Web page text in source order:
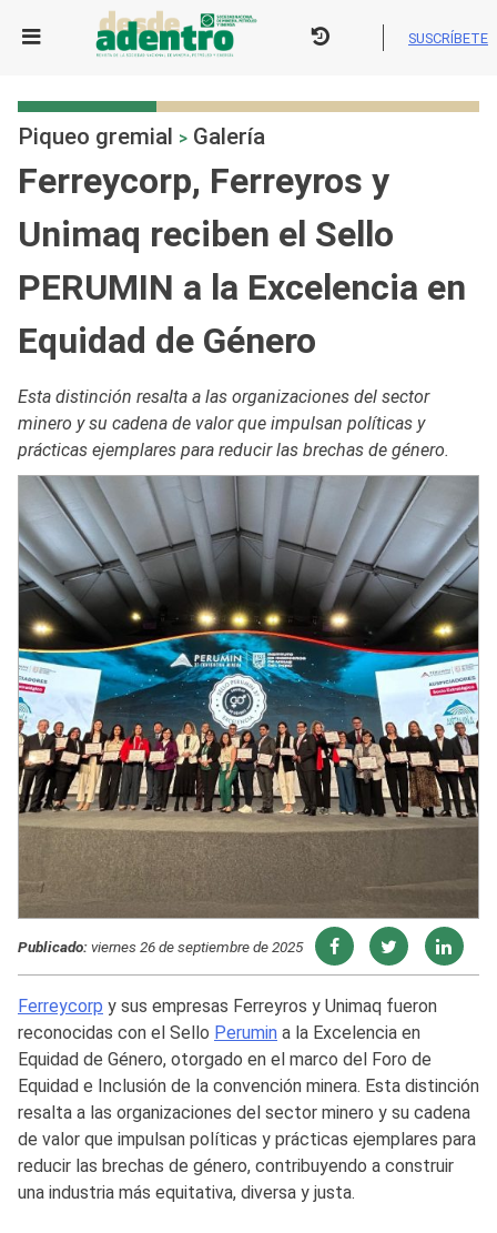
SUSCRÍBETE
Piqueo gremial > Galería
Ferreycorp, Ferreyros y
Unimaq reciben el Sello
PERUMIN a la Excelencia en
Equidad de Género
Esta distinción resalta a las organizaciones del sector
minero y su cadena de valor que impulsan políticas y
prácticas ejemplares para reducir las brechas de género.
Publicado:viernes 26 de septiembre de 2025
Ferreycorp y sus empresas Ferreyros y Unimaq fueron
reconocidas con el Sello Perumin a la Excelencia en
Equidad de Género, otorgado en el marco del Foro de
Equidad e Inclusión de la convención minera. Esta distinción
resalta a las organizaciones del sector minero y su cadena
de valor que impulsan políticas y prácticas ejemplares para
reducir las brechas de género, contribuyendo a construir
una industria más equitativa, diversa y justa.